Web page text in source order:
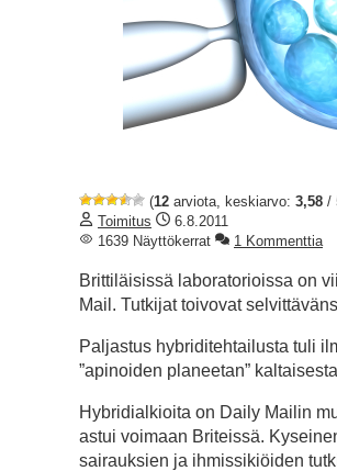
(12 arviota, keskiarvo: 3,58 /
Toimitus
6.8.2011
1639 Näyttökerrat
1 Kommenttia
Brittiläisissä laboratorioissa on
Mail. Tutkijat toivovat
Paljastus hybriditehtailusta tuli
”apinoiden planeetan”
Hybridialkioita on Daily Mailin
astui voimaan Briteissä.
sairauksien ja ihmissikiöiden